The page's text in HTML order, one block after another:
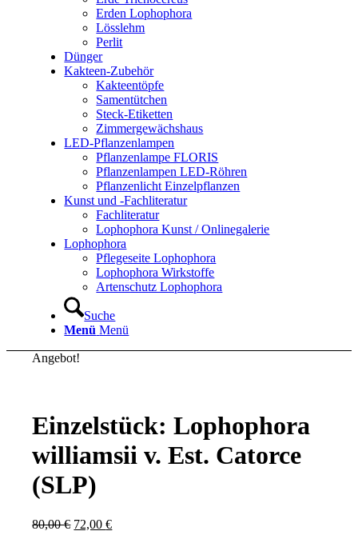
Erden Lophophora
Lösslehm
Perlit
Dünger
Kakteen-Zubehör
Kakteentöpfe
Samentütchen
Steck-Etiketten
Zimmergewächshaus
LED-Pflanzenlampen
Pflanzenlampe FLORIS
Pflanzenlampen LED-Röhren
Pflanzenlicht Einzelpflanzen
Kunst und -Fachliteratur
Fachliteratur
Lophophora Kunst / Onlinegalerie
Lophophora
Pflegeseite Lophophora
Lophophora Wirkstoffe
Artenschutz Lophophora
Suche
Menü Menü
Angebot!
Einzelstück: Lophophora
williamsii v. Est. Catorce
(SLP)
80,00€ Ursprünglicher
72,00€Aktueller